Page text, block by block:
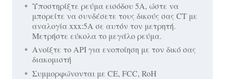
Υποστηρίξτε ρεύμα εισόδου 5A, ώστε να
μπορείτε να συνδέσετε τους δικούς σας CT με
αναλογία xxx:5A σε αυτόν τον μετρητή.
Μετρήστε εύκολα το μεγάλο ρεύμα.
Ανοίξτε το API για ενοποίηση με τον δικό σας
διακομιστή
Συμμορφώνονται με CE, FCC, RoH